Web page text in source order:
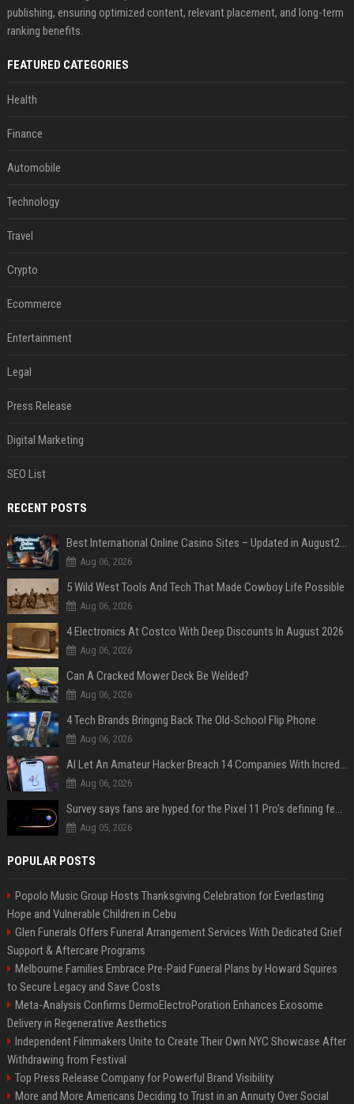
publishing, ensuring optimized content, relevant placement, and long-term
ranking benefits.
FEATURED CATEGORIES
Health
Finance
Automobile
Technology
Travel
Crypto
Ecommerce
Entertainment
Legal
Press Release
Digital Marketing
SEO List
RECENT POSTS
Best International Online Casino Sites – Updated in August2026
Aug 06, 2026
5 Wild West Tools And Tech That Made Cowboy Life Possible
Aug 06, 2026
4 Electronics At Costco With Deep Discounts In August 2026
Aug 06, 2026
Can A Cracked Mower Deck Be Welded?
Aug 06, 2026
4 Tech Brands Bringing Back The Old-School Flip Phone
Aug 06, 2026
AI Let An Amateur Hacker Breach 14 Companies With Incredibly Simple Prompts
Aug 06, 2026
Survey says fans are hyped for the Pixel 11 Pro's defining feature, but the doubters are loud
Aug 05, 2026
POPULAR POSTS
Popolo Music Group Hosts Thanksgiving Celebration for Everlasting
Hope and Vulnerable Children in Cebu
Glen Funerals Offers Funeral Arrangement Services With Dedicated Grief
Support & Aftercare Programs
Melbourne Families Embrace Pre-Paid Funeral Plans by Howard Squires
to Secure Legacy and Save Costs
Meta-Analysis Confirms DermoElectroPoration Enhances Exosome
Delivery in Regenerative Aesthetics
Independent Filmmakers Unite to Create Their Own NYC Showcase After
Withdrawing from Festival
Top Press Release Company for Powerful Brand Visibility
More and More Americans Deciding to Trust in an Annuity Over Social